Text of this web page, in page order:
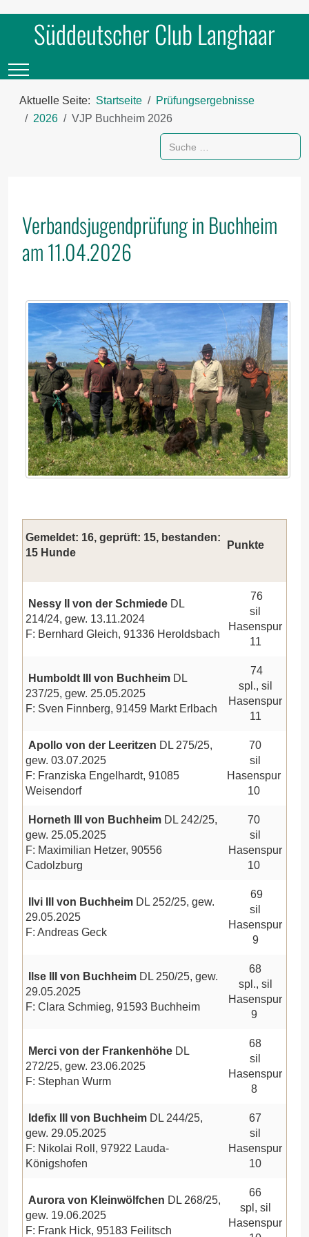
Süddeutscher Club Langhaar
Mobile Menu Toggle
Aktuelle Seite: Startseite
Prüfungsergebnisse
2026
VJP Buchheim 2026
Suchen
Verbandsjugendprüfung in Buchheim
am 11.04.2026
Gemeldet: 16, geprüft: 15, bestanden:
15 Hunde
Punkte
Nessy II von der Schmiede DL
214/24, gew. 13.11.2024
F: Bernhard Gleich, 91336 Heroldsbach
76
sil
Hasenspur
11
Humboldt III von Buchheim DL
237/25, gew. 25.05.2025
F: Sven Finnberg, 91459 Markt Erlbach
74
spl., sil
Hasenspur
11
Apollo von der Leeritzen DL 275/25,
gew. 03.07.2025
F: Franziska Engelhardt, 91085
Weisendorf
70
sil
Hasenspur
10
Horneth III von Buchheim DL 242/25,
gew. 25.05.2025
F: Maximilian Hetzer, 90556
Cadolzburg
70
sil
Hasenspur
10
Ilvi III von Buchheim DL 252/25, gew.
29.05.2025
F: Andreas Geck
69
sil
Hasenspur
9
Ilse III von Buchheim DL 250/25, gew.
29.05.2025
F: Clara Schmieg, 91593 Buchheim
68
spl., sil
Hasenspur
9
Merci von der Frankenhöhe DL
272/25, gew. 23.06.2025
F: Stephan Wurm
68
sil
Hasenspur
8
Idefix III von Buchheim DL 244/25,
gew. 29.05.2025
F: Nikolai Roll, 97922 Lauda-
Königshofen
67
sil
Hasenspur
10
Aurora von Kleinwölfchen DL 268/25,
gew. 19.06.2025
F: Frank Hick, 95183 Feilitsch
66
spl, sil
Hasenspur